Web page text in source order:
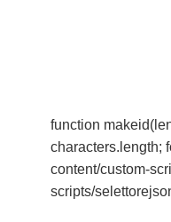
function
characters.length;
content/custom-
scripts/